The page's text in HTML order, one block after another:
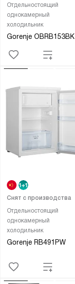
Отдельностоящий
однокамерный
холодильник
Gorenje OBRB153BK
Отдельностоящий
однокамерный
холодильник
Gorenje RB491PW
Снят с производства